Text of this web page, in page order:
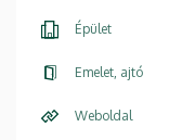
Épület
Emelet, ajtó
Weboldal